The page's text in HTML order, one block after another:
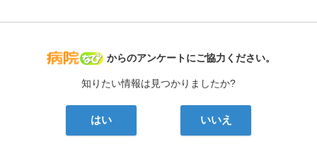
病院なび
からのアンケートにご協力ください。
知りたい情報は見つかりましたか?
はい いいえ